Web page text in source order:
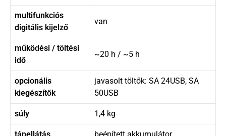
multifunkciós
digitális kijelző
van
működési / töltési
idő
~20 h / ~5 h
opcionális
kiegészítők
javasolt töltők: SA 24USB, SA
50USB
súly 1,4 kg